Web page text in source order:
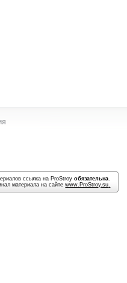
ссылка на ProStroyобязательна.
материала на сайтеwww.ProStroy.su.